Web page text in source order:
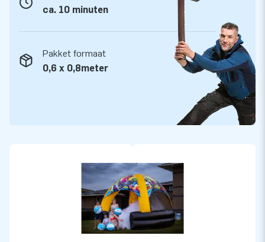
ca. 10 minuten
Pakket formaat
0,6 x 0,8meter